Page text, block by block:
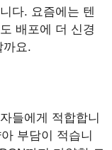
다. 요즘에는 텐
배포에 더 신경
까요.
들에게 적합합니
부담이 적습니